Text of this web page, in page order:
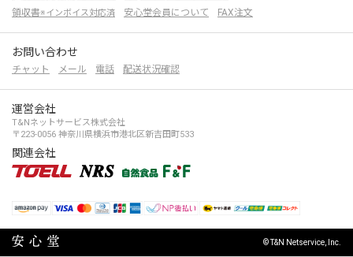
領収書※インボイス対応済 安心堂会員について FAX注文
お問い合わせ
チャット メール 電話 配送状況確認
運営会社
T&Nネットサービス株式会社
〒223-0056 神奈川県横浜市港北区新吉田町533
関連会社
© T&N Netservice, Inc.